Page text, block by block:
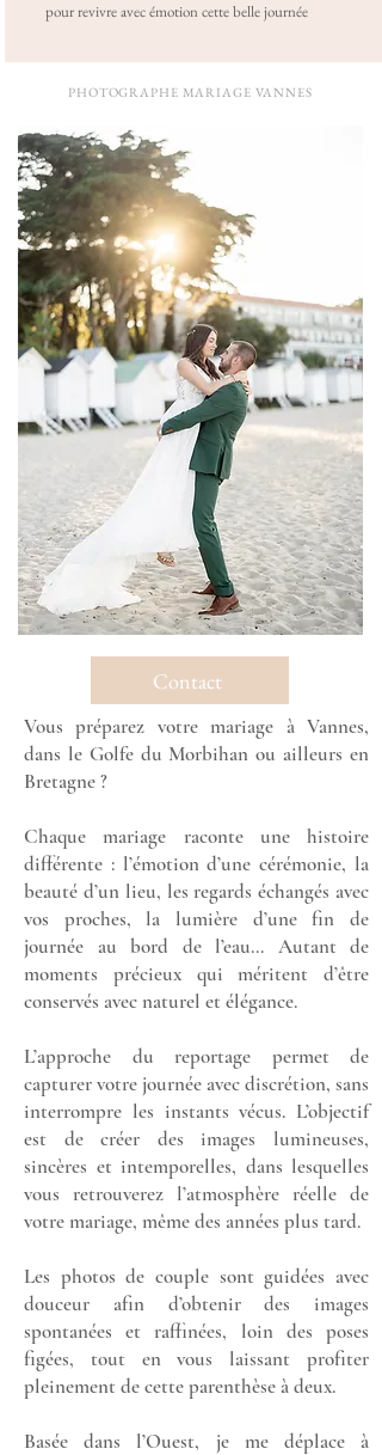
pour revivre avec émotion cette belle journée
PHOTOGRAPHE MARIAGE VANNES
Contact
Vous préparez votre mariage à Vannes,
dans le Golfe du Morbihan ou ailleurs en
Bretagne ?
Chaque mariage raconte une histoire
différente : l’émotion d’une cérémonie, la
beauté d’un lieu, les regards échangés avec
vos proches, la lumière d’une fin de
journée au bord de l’eau… Autant de
moments précieux qui méritent d’être
conservés avec naturel et élégance.
L’approche du reportage permet de
capturer votre journée avec discrétion, sans
interrompre les instants vécus. L’objectif
est de créer des images lumineuses,
sincères et intemporelles, dans lesquelles
vous retrouverez l’atmosphère réelle de
votre mariage, même des années plus tard.
Les photos de couple sont guidées avec
douceur afin d’obtenir des images
spontanées et raffinées, loin des poses
figées, tout en vous laissant profiter
pleinement de cette parenthèse à deux.
Basée dans l’Ouest, je me déplace à